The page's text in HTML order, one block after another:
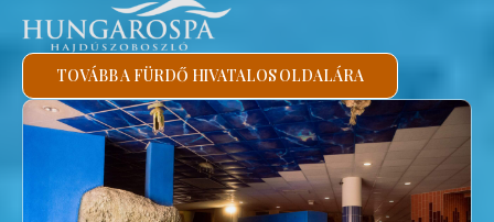
TOVÁBB A FÜRDŐ HIVATALOS OLDALÁRA